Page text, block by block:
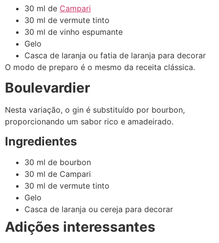
30 ml de Campari
30 ml de vermute tinto
30 ml de vinho espumante
Gelo
Casca de laranja ou fatia de laranja para decorar
O modo de preparo é o mesmo da receita clássica.
Boulevardier
Nesta variação, o gin é substituído por bourbon,
proporcionando um sabor rico e amadeirado.
Ingredientes
30 ml de bourbon
30 ml de Campari
30 ml de vermute tinto
Gelo
Casca de laranja ou cereja para decorar
Adições interessantes